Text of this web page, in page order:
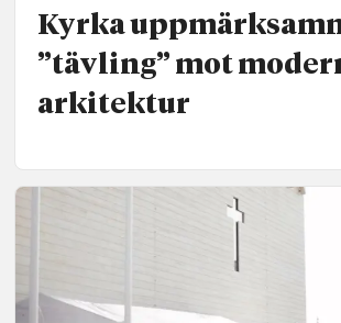
Kyrka
”tävling” mot
arkitektur